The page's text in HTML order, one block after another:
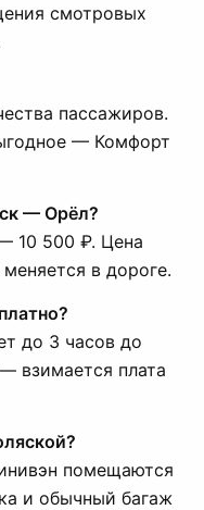
смотровых
пассажиров.
— Комфорт
— Орёл?
10 500 ₽. Цена
в дороге.
до 3 часов до
взимается плата
помещаются
и обычный багаж